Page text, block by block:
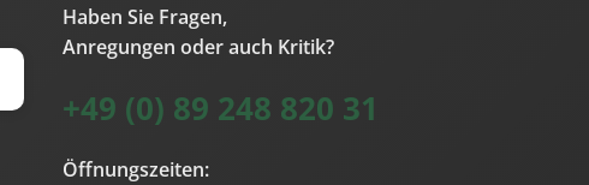
Haben Sie Fragen,
Anregungen oder auch Kritik?
+49 (0) 89 248 820 31
Öffnungszeiten: